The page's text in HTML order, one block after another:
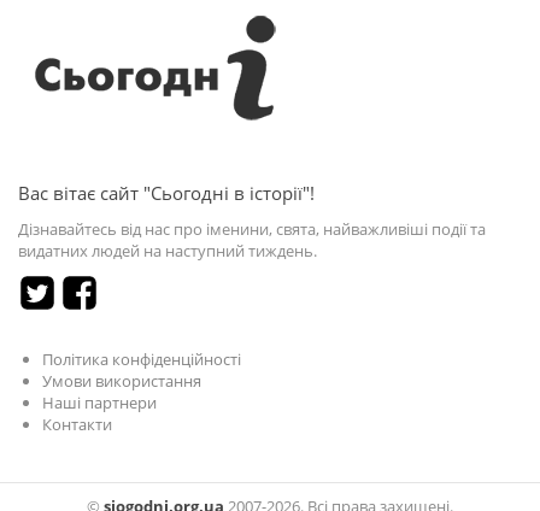
Вас вітає сайт "Сьогодні в історії"!
Дізнавайтесь від нас про іменини, свята, найважливіші події та
видатних людей на наступний тиждень.
Політика конфіденційності
Умови використання
Наші партнери
Контакти
© sjogodni.org.ua 2007-2026. Всі права захищені.